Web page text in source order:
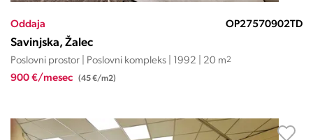
Oddaja OP27570902TD
Savinjska, Žalec
Poslovni prostor | Poslovni kompleks | 1992 | 20 m2
900 €/mesec (45 €/m2)